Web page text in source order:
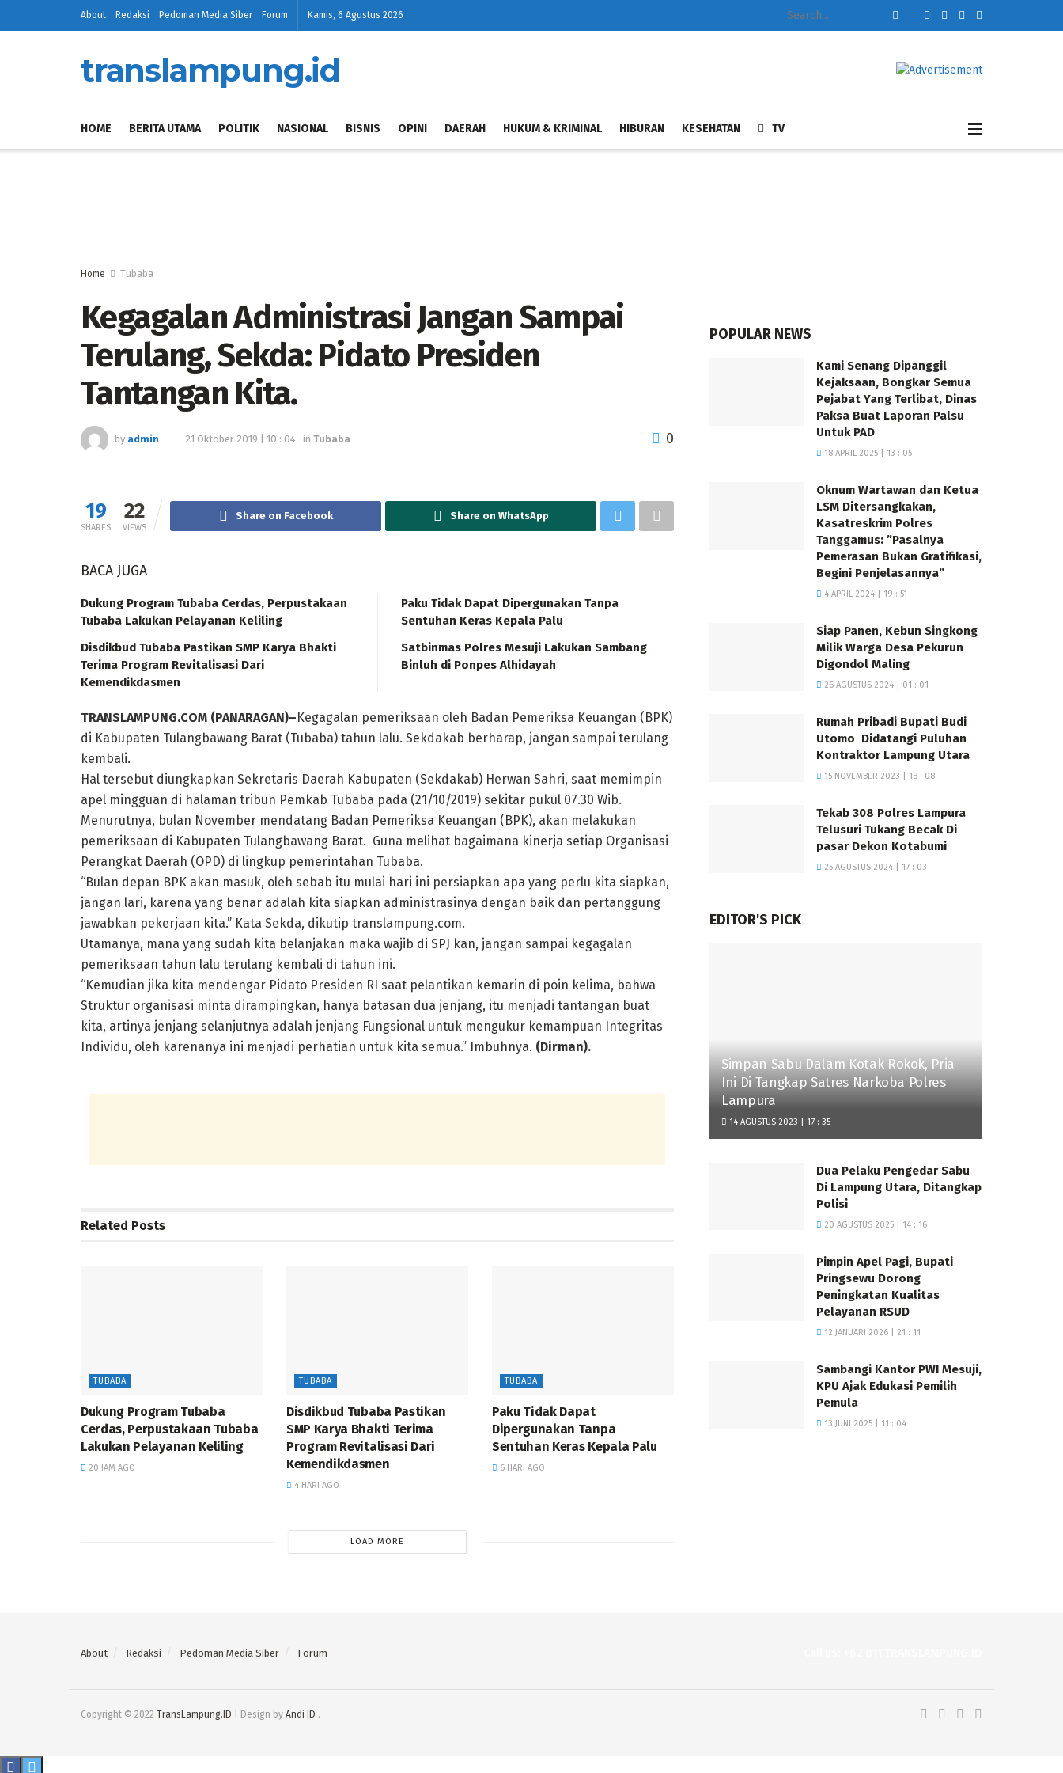
About Redaksi Pedoman Media Siber Forum Kamis, 6 Agustus 2026
translampung.id
HOME BERITA UTAMA POLITIK NASIONAL BISNIS OPINI DAERAH HUKUM & KRIMINAL HIBURAN KESEHATAN TV
Home Tubaba
Kegagalan Administrasi Jangan Sampai
Terulang, Sekda: Pidato Presiden
Tantangan Kita.
by admin 21 Oktober 2019 | 10 : 04 in Tubaba 0
19
SHARES
22
VIEWS
Share on Facebook Share on WhatsApp
BACA JUGA
Dukung Program Tubaba Cerdas, Perpustakaan
Tubaba Lakukan Pelayanan Keliling
Disdikbud Tubaba Pastikan SMP Karya Bhakti
Terima Program Revitalisasi Dari
Kemendikdasmen
Paku Tidak Dapat Dipergunakan Tanpa
Sentuhan Keras Kepala Palu
Satbinmas Polres Mesuji Lakukan Sambang
Binluh di Ponpes Alhidayah
TRANSLAMPUNG.COM (PANARAGAN)–Kegagalan pemeriksaan oleh Badan Pemeriksa Keuangan (BPK)
di Kabupaten Tulangbawang Barat (Tubaba) tahun lalu. Sekdakab berharap, jangan sampai terulang
kembali.
Hal tersebut diungkapkan Sekretaris Daerah Kabupaten (Sekdakab) Herwan Sahri, saat memimpin
apel mingguan di halaman tribun Pemkab Tubaba pada (21/10/2019) sekitar pukul 07.30 Wib.
Menurutnya, bulan November mendatang Badan Pemeriksa Keuangan (BPK), akan melakukan
pemeriksaan di Kabupaten Tulangbawang Barat. Guna melihat bagaimana kinerja setiap Organisasi
Perangkat Daerah (OPD) di lingkup pemerintahan Tubaba.
“Bulan depan BPK akan masuk, oleh sebab itu mulai hari ini persiapkan apa yang perlu kita siapkan,
jangan lari, karena yang benar adalah kita siapkan administrasinya dengan baik dan pertanggung
jawabkan pekerjaan kita.” Kata Sekda, dikutip translampung.com.
Utamanya, mana yang sudah kita belanjakan maka wajib di SPJ kan, jangan sampai kegagalan
pemeriksaan tahun lalu terulang kembali di tahun ini.
“Kemudian jika kita mendengar Pidato Presiden RI saat pelantikan kemarin di poin kelima, bahwa
Struktur organisasi minta dirampingkan, hanya batasan dua jenjang, itu menjadi tantangan buat
kita, artinya jenjang selanjutnya adalah jenjang Fungsional untuk mengukur kemampuan Integritas
Individu, oleh karenanya ini menjadi perhatian untuk kita semua.” Imbuhnya. (Dirman).
Related Posts
TUBABA
Dukung Program Tubaba
Cerdas, Perpustakaan Tubaba
Lakukan Pelayanan Keliling
20 JAM AGO
TUBABA
Disdikbud Tubaba Pastikan
SMP Karya Bhakti Terima
Program Revitalisasi Dari
Kemendikdasmen
4 HARI AGO
TUBABA
Paku Tidak Dapat
Dipergunakan Tanpa
Sentuhan Keras Kepala Palu
6 HARI AGO
LOAD MORE
POPULAR NEWS
Kami Senang Dipanggil
Kejaksaan, Bongkar Semua
Pejabat Yang Terlibat, Dinas
Paksa Buat Laporan Palsu
Untuk PAD
18 APRIL 2025 | 13 : 05
Oknum Wartawan dan Ketua
LSM Ditersangkakan,
Kasatreskrim Polres
Tanggamus: ”Pasalnya
Pemerasan Bukan Gratifikasi,
Begini Penjelasannya”
4 APRIL 2024 | 19 : 51
Siap Panen, Kebun Singkong
Milik Warga Desa Pekurun
Digondol Maling
26 AGUSTUS 2024 | 01 : 01
Rumah Pribadi Bupati Budi
Utomo Didatangi Puluhan
Kontraktor Lampung Utara
15 NOVEMBER 2023 | 18 : 08
Tekab 308 Polres Lampura
Telusuri Tukang Becak Di
pasar Dekon Kotabumi
25 AGUSTUS 2024 | 17 : 03
EDITOR'S PICK
Simpan Sabu Dalam Kotak Rokok, Pria
Ini Di Tangkap Satres Narkoba Polres
Lampura
14 AGUSTUS 2023 | 17 : 35
Dua Pelaku Pengedar Sabu
Di Lampung Utara, Ditangkap
Polisi
20 AGUSTUS 2025 | 14 : 16
Pimpin Apel Pagi, Bupati
Pringsewu Dorong
Peningkatan Kualitas
Pelayanan RSUD
12 JANUARI 2026 | 21 : 11
Sambangi Kantor PWI Mesuji,
KPU Ajak Edukasi Pemilih
Pemula
13 JUNI 2025 | 11 : 04
About Redaksi Pedoman Media Siber Forum
Copyright © 2022 TransLampung.ID | Design by Andi ID .